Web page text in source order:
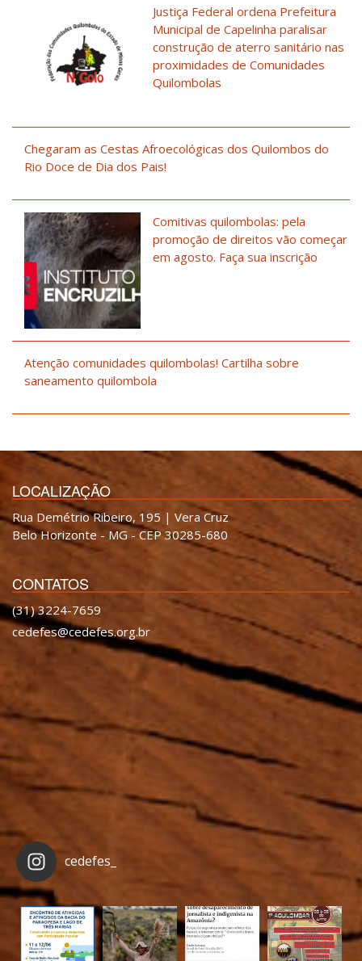
Justiça Federal ordena Prefeitura
Municipal de Capelinha paralisar
construção de aterro sanitário nas
proximidades de Comunidades
Quilombolas
Chegaram as Cestas Afroecológicas dos Quilombos do
Rio Doce de Dia dos Pais!
Comitivas quilombolas: pela
promoção de direitos vão começar
em agosto. Faça sua inscrição
Atenção comunidades quilombolas! Cartilha sobre
saneamento quilombola
LOCALIZAÇÃO
Rua Demétrio Ribeiro, 195 | Vera Cruz
Belo Horizonte - MG - CEP 30285-680
CONTATOS
(31) 3224-7659
cedefes@cedefes.org.br
cedefes_